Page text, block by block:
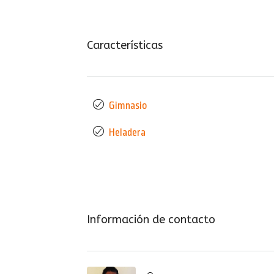
Características
Gimnasio
Heladera
Información de contacto